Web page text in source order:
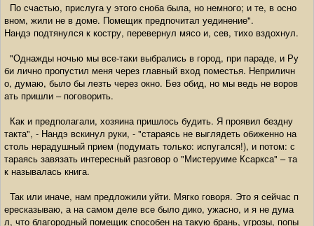
По счастью, прислуга у этого сноба была, но немного; и те, в осно
вном, жили не в доме. Помещик предпочитал уединение".
Нандэ подтянулся к костру, перевернул мясо и, сев, тихо вздохнул.
"Однажды ночью мы все-таки выбрались в город, при параде, и Ру
би лично пропустил меня через главный вход поместья. Неприличн
о, думаю, было бы лезть через окно. Без обид, но мы ведь не воров
ать пришли – поговорить.
Как и предполагали, хозяина пришлось будить. Я проявил бездну
такта", - Нандэ вскинул руки, - "стараясь не выглядеть обиженно на
столь нерадушный прием (подумать только: испугался!), и потом: с
тараясь завязать интересный разговор о "Мистеруиме Ксаркса" – та
к называлась книга.
Так или иначе, нам предложили уйти. Мягко говоря. Это я сейчас п
ересказываю, а на самом деле все было дико, ужасно, и я не дума
л, что благородный помещик способен на такую брань, угрозы, попы